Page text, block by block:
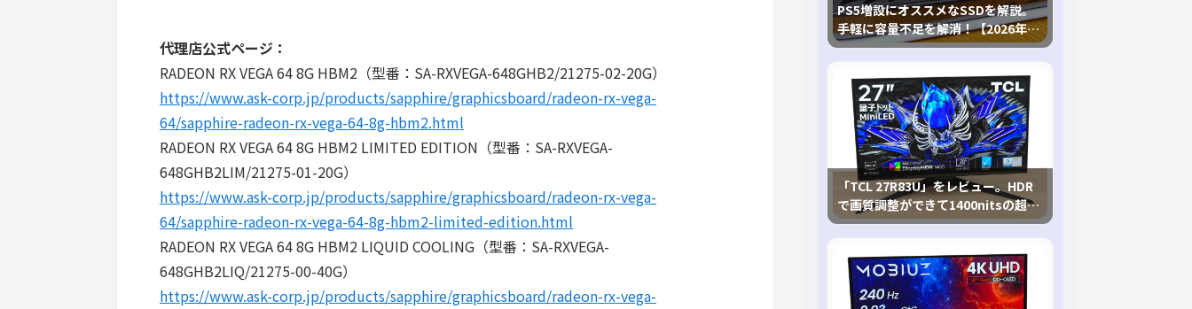
代理店公式ページ：
RADEON RX VEGA 64 8G HBM2（型番：SA-RXVEGA-648GHB2/21275-02-20G）
https://www.ask-corp.jp/products/sapphire/graphicsboard/radeon-rx-vega-
64/sapphire-radeon-rx-vega-64-8g-hbm2.html
RADEON RX VEGA 64 8G HBM2 LIMITED EDITION（型番：SA-RXVEGA-
648GHB2LIM/21275-01-20G）
https://www.ask-corp.jp/products/sapphire/graphicsboard/radeon-rx-vega-
64/sapphire-radeon-rx-vega-64-8g-hbm2-limited-edition.html
RADEON RX VEGA 64 8G HBM2 LIQUID COOLING（型番：SA-RXVEGA-
648GHB2LIQ/21275-00-40G）
https://www.ask-corp.jp/products/sapphire/graphicsboard/radeon-rx-vega-
PS5増設にオススメなSSDを解説。
手軽に容量不足を解消！【2026年最
新、PS5 Proにも対応】
「TCL 27R83U」をレビュー。HDR
で画質調整ができて1400nitsの超高
輝度も発揮！